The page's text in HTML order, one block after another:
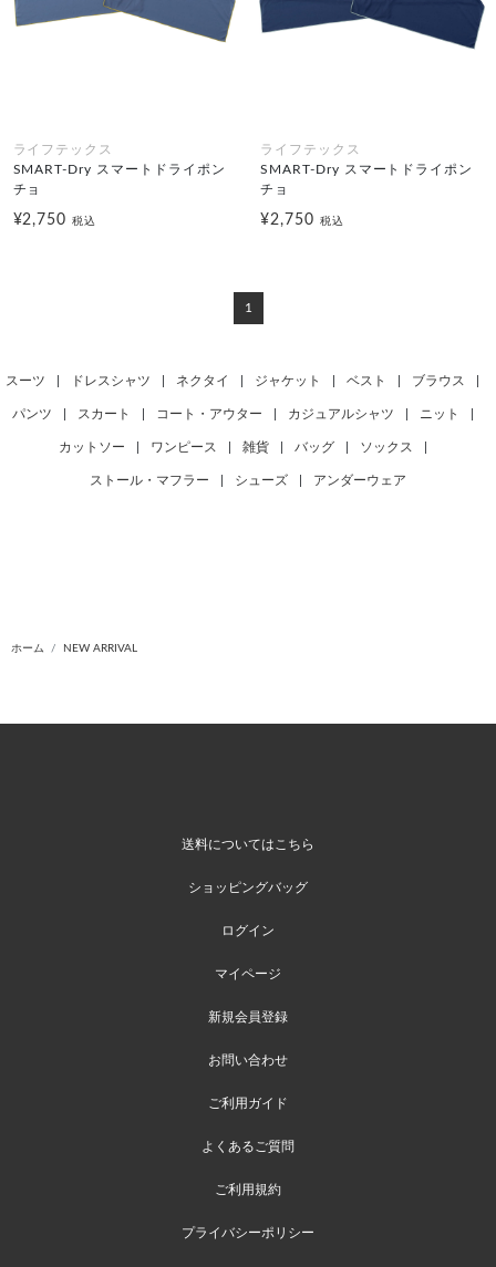
ライフテックス
SMART-Dry スマートドライポン
チョ
¥2,750税込
ライフテックス
SMART-Dry スマートドライポン
チョ
¥2,750 税込
1
スーツ ドレスシャツ ネクタイ ジャケット ベスト ブラウス
パンツ スカート コート・アウター カジュアルシャツ ニット
カットソー ワンピース 雑貨 バッグ ソックス
ストール・マフラー シューズ アンダーウェア
ホーム NEW ARRIVAL
送料についてはこちら
ショッピングバッグ
ログイン
マイページ
新規会員登録
お問い合わせ
ご利用ガイド
よくあるご質問
ご利用規約
プライバシーポリシー